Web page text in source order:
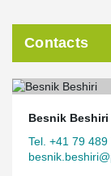
Contacts
Besnik Beshiri
Tel. +41 79 489